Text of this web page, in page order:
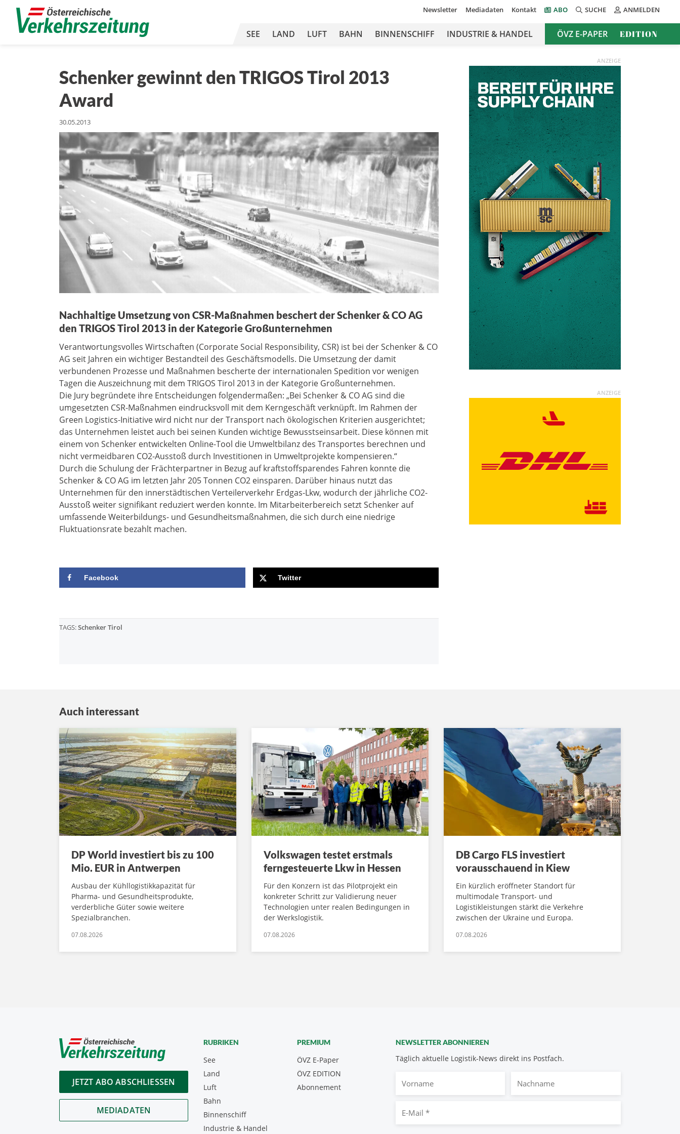
Newsletter Mediadaten Kontakt ABO SUCHE ANMELDEN
SEE LAND LUFT BAHN BINNENSCHIFF INDUSTRIE & HANDEL ÖVZ E-PAPER EDITION
Schenker gewinnt den TRIGOS Tirol 2013
Award
30.05.2013
Nachhaltige Umsetzung von CSR-Maßnahmen beschert der Schenker & CO AG
den TRIGOS Tirol 2013 in der Kategorie Großunternehmen
Verantwortungsvolles Wirtschaften (Corporate Social Responsibility, CSR) ist bei der Schenker & CO
AG seit Jahren ein wichtiger Bestandteil des Geschäftsmodells. Die Umsetzung der damit
verbundenen Prozesse und Maßnahmen bescherte der internationalen Spedition vor wenigen
Tagen die Auszeichnung mit dem TRIGOS Tirol 2013 in der Kategorie Großunternehmen.
Die Jury begründete ihre Entscheidungen folgendermaßen: „Bei Schenker & CO AG sind die
umgesetzten CSR-Maßnahmen eindrucksvoll mit dem Kerngeschäft verknüpft. Im Rahmen der
Green Logistics-Initiative wird nicht nur der Transport nach ökologischen Kriterien ausgerichtet;
das Unternehmen leistet auch bei seinen Kunden wichtige Bewusstseinsarbeit. Diese können mit
einem von Schenker entwickelten Online-Tool die Umweltbilanz des Transportes berechnen und
nicht vermeidbaren CO2-Ausstoß durch Investitionen in Umweltprojekte kompensieren.“
Durch die Schulung der Frächterpartner in Bezug auf kraftstoffsparendes Fahren konnte die
Schenker & CO AG im letzten Jahr 205 Tonnen CO2 einsparen. Darüber hinaus nutzt das
Unternehmen für den innerstädtischen Verteilerverkehr Erdgas-Lkw, wodurch der jährliche CO2-
Ausstoß weiter signifikant reduziert werden konnte. Im Mitarbeiterbereich setzt Schenker auf
umfassende Weiterbildungs- und Gesundheitsmaßnahmen, die sich durch eine niedrige
Fluktuationsrate bezahlt machen.
Facebook Twitter
TAGS:Schenker Tirol
ANZEIGE
ANZEIGE
Auch interessant
DP World investiert bis zu 100
Mio. EUR in Antwerpen
Ausbau der Kühllogistikkapazität für
Pharma- und Gesundheitsprodukte,
verderbliche Güter sowie weitere
Spezialbranchen.
07.08.2026
Volkswagen testet erstmals
ferngesteuerte Lkw in Hessen
Für den Konzern ist das Pilotprojekt ein
konkreter Schritt zur Validierung neuer
Technologien unter realen Bedingungen in
der Werkslogistik.
07.08.2026
DB Cargo FLS investiert
vorausschauend in Kiew
Ein kürzlich eröffneter Standort für
multimodale Transport- und
Logistikleistungen stärkt die Verkehre
zwischen der Ukraine und Europa.
07.08.2026
JETZT ABO ABSCHLIESSEN
MEDIADATEN
NEWSLETTER ABONNIEREN
Täglich aktuelle Logistik-News direkt ins Postfach.
Mail
RUBRIKEN
See
Land
Luft
Bahn
Binnenschiff
Industrie & Handel
PREMIUM
ÖVZ E-Paper
Abonnement
ÖVZ EDITION